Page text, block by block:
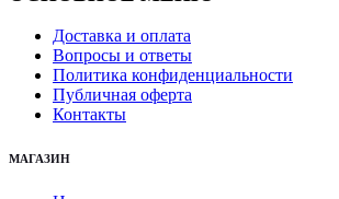
возвращают
коже
сияние
Доставка и оплата
Вопросы и ответы
Политика конфиденциальности
Публичная оферта
Контакты
МАГАЗИН